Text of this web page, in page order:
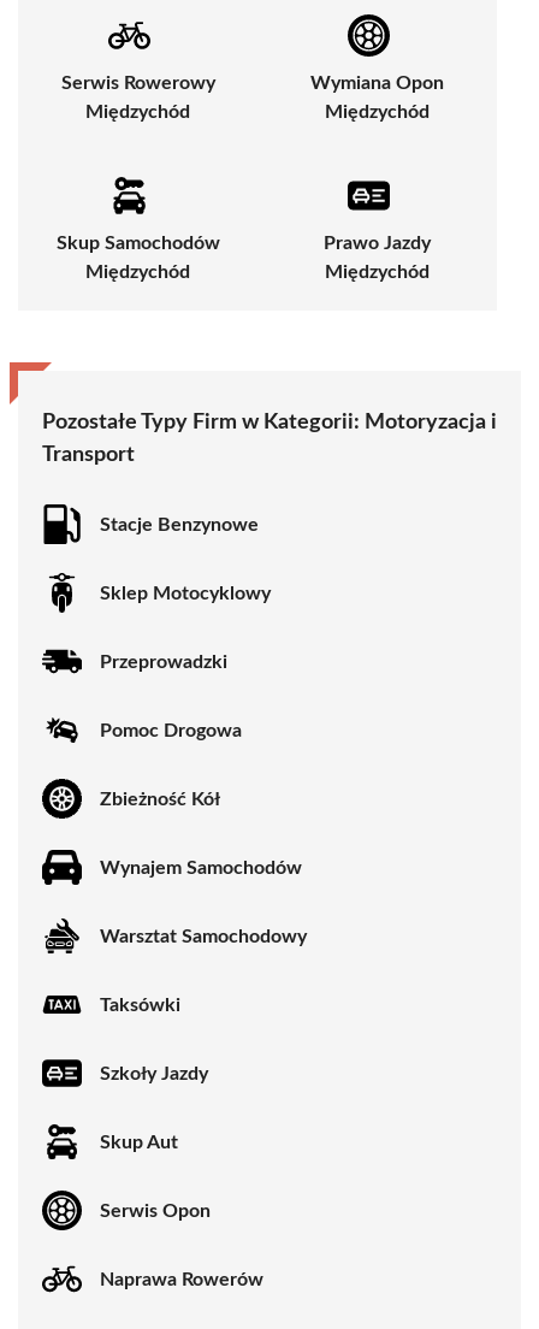
Serwis Rowerowy
Międzychód
Wymiana Opon
Międzychód
Skup Samochodów
Międzychód
Prawo Jazdy
Międzychód
Pozostałe Typy Firm w Kategorii: Motoryzacja i
Transport
Stacje Benzynowe
Sklep Motocyklowy
Przeprowadzki
Pomoc Drogowa
Zbieżność Kół
Wynajem Samochodów
Warsztat Samochodowy
Taksówki
Szkoły Jazdy
Skup Aut
Serwis Opon
Naprawa Rowerów